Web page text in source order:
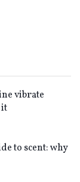
vibrate
it
to scent: why